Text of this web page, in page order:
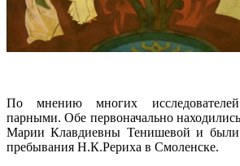
По мнению многих
парными. Обе первоначально
Марии Клавдиевны Тенишевой и
пребывания Н.К.Рериха в Смоленске.